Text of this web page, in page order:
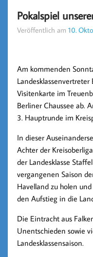
Pokalspiel
Veröffentlich am10.
Am kommenden
Visitenkarte im
Berliner Chaussee ab.
3. Hauptrunde im
In dieser
Achter der
der Landesklasse
vergangenen Saison
Havelland zu holen
den Aufstieg in die
Die Eintracht aus
Unentschieden sowie
Landesklassensaison.